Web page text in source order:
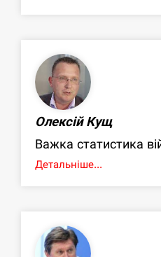
Олексій Кущ
Важка статистика
Детальніше...